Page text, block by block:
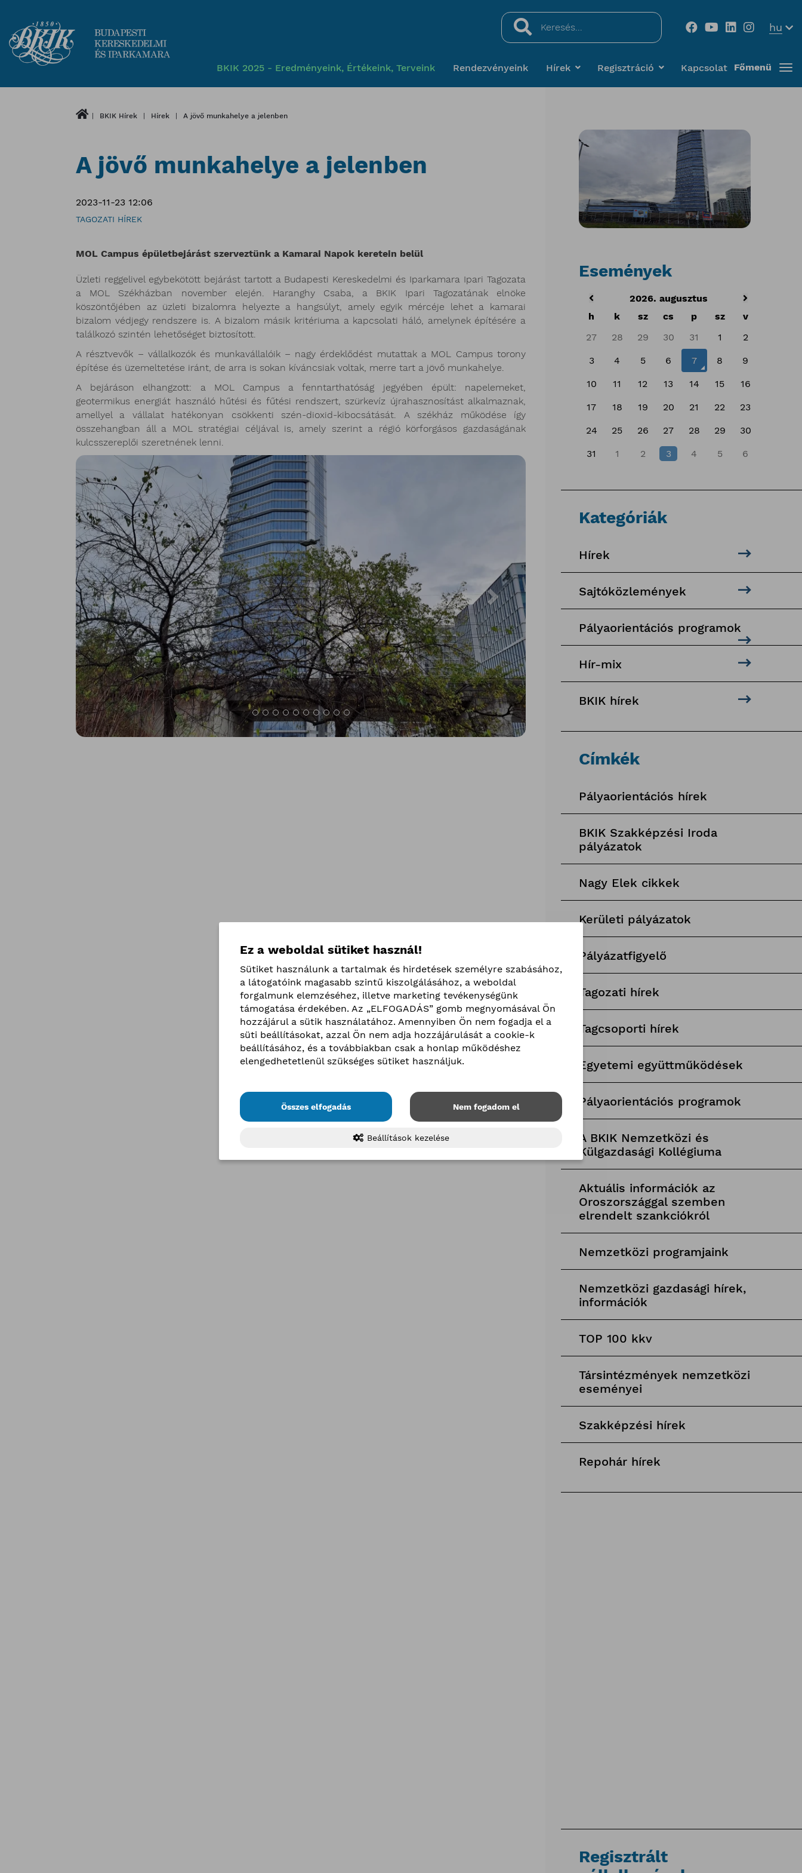
Keresés...
hu
BKIK 2025 - Eredményeink, Értékeink, Terveink Rendezvényeink Hírek Regisztráció Kapcsolat Főmenü
BKIK Hírek Hírek A jövő munkahelye a jelenben
A jövő munkahelye a jelenben
2023-11-23 12:06
TAGOZATI HÍREK
MOL Campus épületbejárást szerveztünk a Kamarai Napok keretein belül
Üzleti reggelivel egybekötött bejárást tartott a Budapesti Kereskedelmi és Iparkamara Ipari Tagozata
a MOL Székházban november elején. Haranghy Csaba, a BKIK Ipari Tagozatának elnöke
köszöntőjében az üzleti bizalomra helyezte a hangsúlyt, amely egyik mércéje lehet a kamarai
bizalom védjegy rendszere is. A bizalom másik kritériuma a kapcsolati háló, amelynek építésére a
találkozó szintén lehetőséget biztosított.
A résztvevők – vállalkozók és munkavállalóik – nagy érdeklődést mutattak a MOL Campus torony
építése és üzemeltetése iránt, de arra is sokan kíváncsiak voltak, merre tart a jövő munkahelye.
A bejáráson elhangzott: a MOL Campus a fenntarthatóság jegyében épült: napelemeket,
geotermikus energiát használó hűtési és fűtési rendszert, szürkevíz újrahasznosítást alkalmaznak,
amellyel a vállalat hatékonyan csökkenti szén-dioxid-kibocsátását. A székház működése így
összehangban áll a MOL stratégiai céljával is, amely szerint a régió körforgásos gazdaságának
kulcsszereplői szeretnének lenni.
Események
2026. augusztus
h
k sz cs p sz
v
27
28 29 30 31 1 2
3 4 5 6 7 8 9
10 11 12 13 14 15 16
17 18 19 20 21 22 23
24 25 26 27 28 29 30
31 1 2 3 4 5 6
Kategóriák
Hírek
Sajtóközlemények
Pályaorientációs programok
Hír-mix
BKIK hírek
Címkék
Pályaorientációs hírek
BKIK Szakképzési Iroda
pályázatok
Nagy Elek cikkek
Kerületi pályázatok
Pályázatfigyelő
Tagozati hírek
Tagcsoporti hírek
Egyetemi együttműködések
Pályaorientációs programok
A BKIK Nemzetközi és
Külgazdasági Kollégiuma
Aktuális információk az
Oroszországgal szemben
elrendelt szankciókról
Nemzetközi programjaink
Nemzetközi gazdasági hírek,
információk
TOP 100 kkv
Társintézmények nemzetközi
eseményei
Szakképzési hírek
Repohár hírek
Regisztrált
Ez a weboldal sütiket használ!
Sütiket használunk a tartalmak és hirdetések személyre szabásához,
a látogatóink magasabb szintű kiszolgálásához, a weboldal
forgalmunk elemzéséhez, illetve marketing tevékenységünk
támogatása érdekében. Az „ELFOGADÁS” gomb megnyomásával Ön
hozzájárul a sütik használatához. Amennyiben Ön nem fogadja el a
süti beállításokat, azzal Ön nem adja hozzájárulását a cookie-k
beállításához, és a továbbiakban csak a honlap működéshez
elengedhetetlenül szükséges sütiket használjuk.
Összes elfogadás Nem fogadom el
Beállítások kezelése